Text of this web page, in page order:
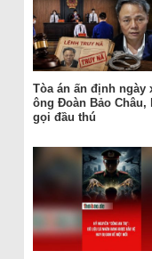
Tòa án ấn định ngày
ông Đoàn Bảo Châu,
gọi đầu thú